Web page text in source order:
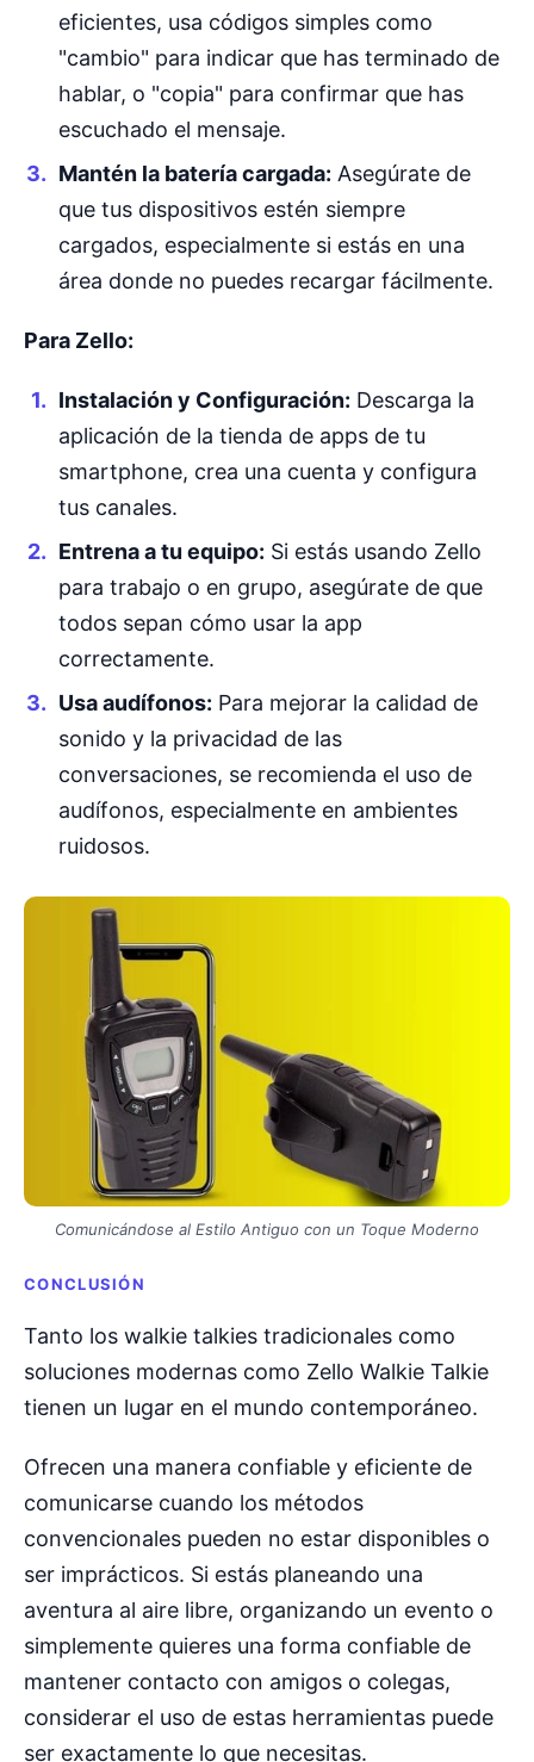
eficientes, usa códigos simples como
"cambio" para indicar que has terminado de
hablar, o "copia" para confirmar que has
escuchado el mensaje.
Mantén la batería cargada: Asegúrate de
que tus dispositivos estén siempre
cargados, especialmente si estás en una
área donde no puedes recargar fácilmente.
Para Zello:
Instalación y Configuración: Descarga la
aplicación de la tienda de apps de tu
smartphone, crea una cuenta y configura
tus canales.
Entrena a tu equipo: Si estás usando Zello
para trabajo o en grupo, asegúrate de que
todos sepan cómo usar la app
correctamente.
Usa audífonos: Para mejorar la calidad de
sonido y la privacidad de las
conversaciones, se recomienda el uso de
audífonos, especialmente en ambientes
ruidosos.
Comunicándose al Estilo Antiguo con un Toque Moderno
CONCLUSIÓN
Tanto los walkie talkies tradicionales como
soluciones modernas como Zello Walkie Talkie
tienen un lugar en el mundo contemporáneo.
Ofrecen una manera confiable y eficiente de
comunicarse cuando los métodos
convencionales pueden no estar disponibles o
ser imprácticos. Si estás planeando una
aventura al aire libre, organizando un evento o
simplemente quieres una forma confiable de
mantener contacto con amigos o colegas,
considerar el uso de estas herramientas puede
ser exactamente lo que necesitas.